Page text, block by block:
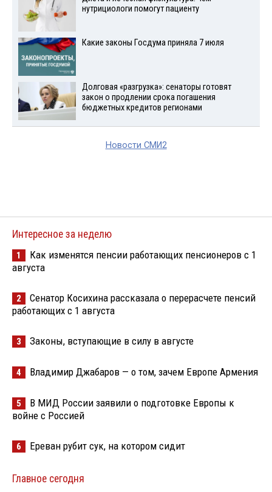
нутрициологи помогут пациенту
Какие законы Госдума приняла 7 июля
Долговая «разгрузка»: сенаторы готовят
закон о продлении срока погашения
бюджетных кредитов регионами
Новости СМИ2
Интересное за неделю
1
Как изменятся пенсии работающих пенсионеров с 1
августа
2
Сенатор Косихина рассказала о перерасчете пенсий
работающих с 1 августа
3 Законы, вступающие в силу в августе
4 Владимир Джабаров — о том, зачем Европе Армения
5
В МИД России заявили о подготовке Европы к
войне с Россией
6 Ереван рубит сук, на котором сидит
Главное сегодня